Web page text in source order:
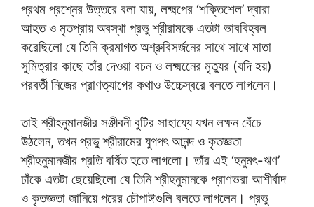
প্রথম প্রশ্নের উত্তরে বলা যায়, লক্ষ্মপের ‘শক্তিশেল’ দ্বারা
আহত ও মৃতপ্রায় অবস্থা প্রভু শ্রীরামকে এতটা ভাববিহ্বল
করেছিলো যে তিনি ক্রমাগত অশ্রুবিসর্জনের সাথে সাথে মাতা
সুমিত্রার কাছে তাঁর দেওয়া বচন ও লক্ষ্মনেের মৃত্যুর (যদি হয়)
পরবর্তী নিজের প্রাণত্যাগের কথাও উচ্চেস্বরে বলতে লাগলেন।
তাই শ্রীহনুমানজীর সঞ্জীবনী বুটির সাহায্যে যখন লক্ষন বেঁচে
উঠলেন, তখন প্রভু শ্রীরামের যুগপৎ আনন্দ ও কৃতজ্ঞতা
শ্রীহনুমানজীর প্রতি বর্ষিত হতে লাগলো। তাঁর এই ‘হনুমৎ-ঋণ’
ঢাঁকে এতটা ছেয়েছিলো যে তিনি শ্রীহনুমানকে প্রাণভরা আশীর্বাদ
ও কৃতজ্ঞতা জানিয়ে পরের চৌপাঈগুলি বলতে লাগলেন। প্রভু